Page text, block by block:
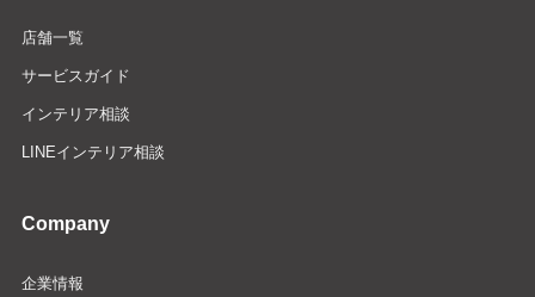
店舗一覧
サービスガイド
インテリア相談
LINEインテリア相談
Company
企業情報